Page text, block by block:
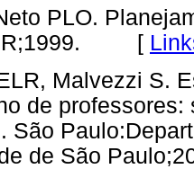
PLO.
[
Malvezzi S.
de
São
de São